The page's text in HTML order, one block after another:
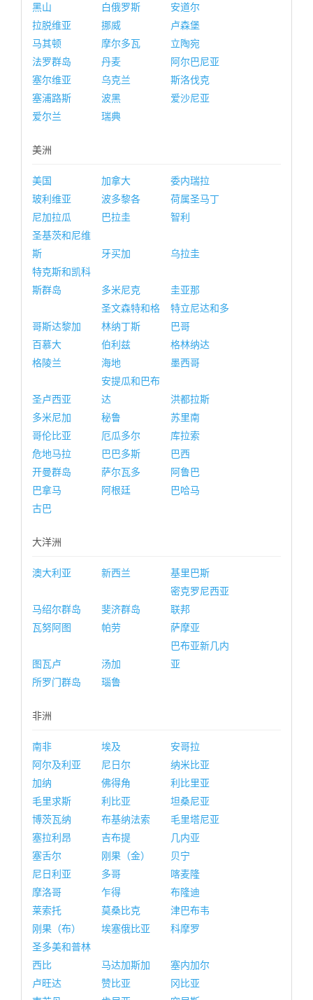
黑山
白俄罗斯
安道尔
拉脱维亚
挪威
卢森堡
马其顿
摩尔多瓦
立陶宛
法罗群岛
丹麦
阿尔巴尼亚
塞尔维亚
乌克兰
斯洛伐克
塞浦路斯
波黑
爱沙尼亚
爱尔兰
瑞典
美洲
美国 加拿大
委内瑞拉
玻利维亚
波多黎各
荷属圣马丁
尼加拉瓜
巴拉圭
智利
圣基茨和尼维
斯
牙买加
乌拉圭
特克斯和凯科
斯群岛
多米尼克 圭亚那
哥斯达黎加
圣文森特和格
林纳丁斯
特立尼达和多
巴哥
百慕大
伯利兹
格林纳达
格陵兰
海地 墨西哥
圣卢西亚
安提瓜和巴布
达
洪都拉斯
多米尼加
秘鲁
苏里南
哥伦比亚
厄瓜多尔
库拉索
危地马拉
巴巴多斯
巴西
开曼群岛
萨尔瓦多
阿鲁巴
巴拿马
阿根廷
巴哈马
古巴
大洋洲
澳大利亚 新西兰 基里巴斯
马绍尔群岛 斐济群岛
密克罗尼西亚
联邦
瓦努阿图
帕劳 萨摩亚
图瓦卢 汤加
巴布亚新几内
亚
所罗门群岛
瑙鲁
非洲
南非 埃及
安哥拉
阿尔及利亚
尼日尔
纳米比亚
加纳
佛得角
利比里亚
毛里求斯
利比亚
坦桑尼亚
博茨瓦纳
布基纳法索
毛里塔尼亚
塞拉利昂
吉布提
几内亚
塞舌尔
刚果（金）
贝宁
尼日利亚
多哥
喀麦隆
摩洛哥
乍得
布隆迪
莱索托
莫桑比克
津巴布韦
刚果（布）
埃塞俄比亚
科摩罗
圣多美和普林
西比
马达加斯加
塞内加尔
卢旺达
赞比亚
冈比亚